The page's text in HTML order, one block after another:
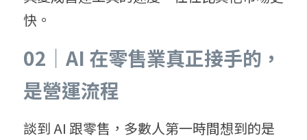
快。
02｜AI 在零售業真正接手的，
是營運流程
談到 AI 跟零售，多數人第一時間想到的是